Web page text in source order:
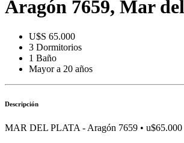
Aragón 7659, Mar
U$S 65.000
3 Dormitorios
1 Baño
Mayor a 20 años
Descripción
MAR DEL PLATA - Aragón 7659 • u$65.000